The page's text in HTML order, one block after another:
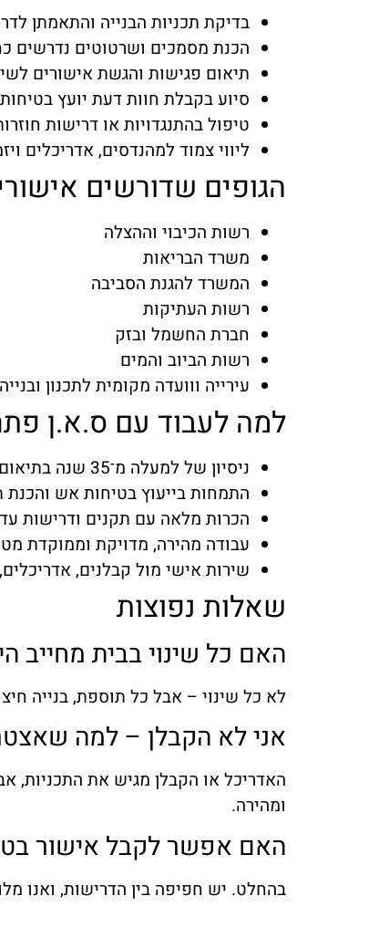
בדיקת תכניות הבנייה והתאמתן
הכנת מסמכים ושרטוטים נדרשים
תיאום פגישות והגשת אישורים
סיוע בקבלת חוות דעת יועץ
טיפול בהתנגדויות או דרישות
ליווי צמוד למהנדסים, אדריכלים
הגופים שדורשים
רשות הכיבוי וההצלה
משרד הבריאות
המשרד להגנת הסביבה
רשות העתיקות
חברת החשמל ובזק
רשות הביוב והמים
עירייה ווועדה מקומית לתכנון ובנייה
למה לעבוד עם ס.א.ן
ניסיון של למעלה מ־35 שנה בתיאום מול רשויות
התמחות בייעוץ בטיחות אש והכנת
הכרות מלאה עם תקנים ודרישות
עבודה מהירה, מדויקת וממוקדת
שירות אישי מול קבלנים,
שאלות נפוצות
האם כל שינוי בבית מחייב
לא כל שינוי – אבל כל תוספת, בנייה
אני לא הקבלן – למה
האדריכל או הקבלן מגיש את התכניות,
ומהירה.
האם אפשר לקבל אישור
בהחלט. יש חפיפה בין הדרישות, ואנו